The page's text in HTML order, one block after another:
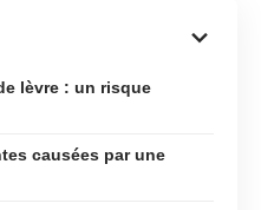
lèvre : un risque
causées par une